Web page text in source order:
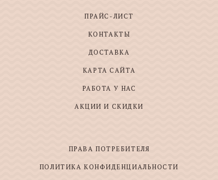
ПРАЙС-ЛИСТ
КОНТАКТЫ
ДОСТАВКА
КАРТА САЙТА
РАБОТА У НАС
АКЦИИ И СКИДКИ
ПРАВА ПОТРЕБИТЕЛЯ
ПОЛИТИКА КОНФИДЕНЦИАЛЬНОСТИ